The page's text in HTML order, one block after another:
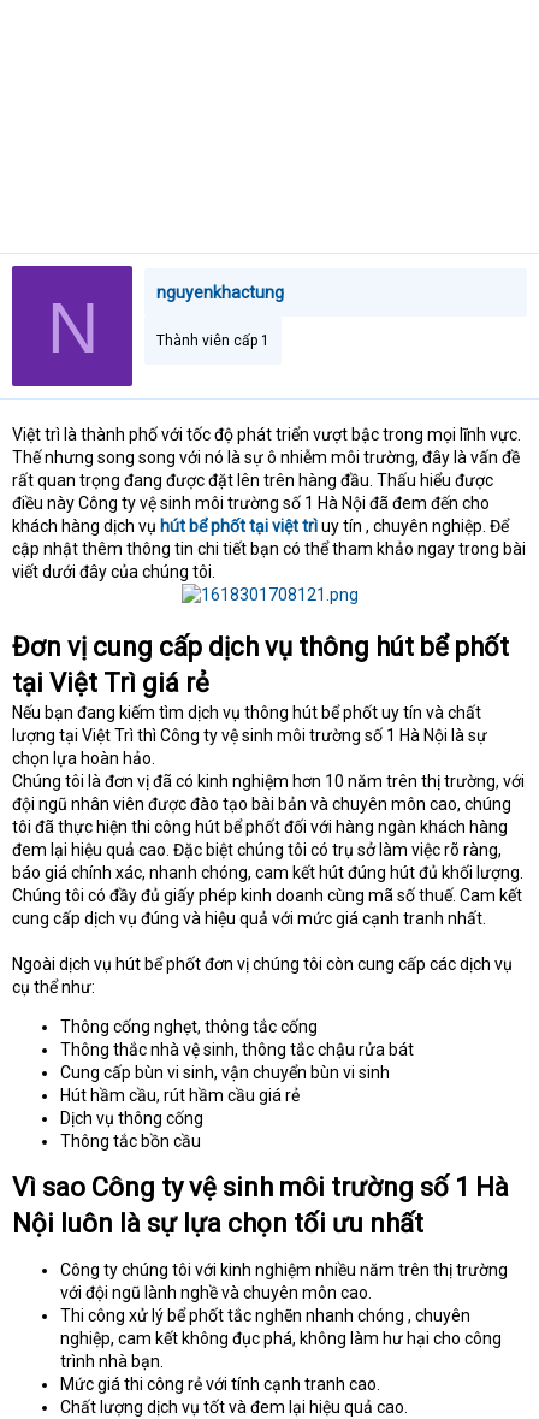
N nguyenkhactung
Thành viên cấp 1
Việt trì là thành phố với tốc độ phát triển vượt bậc trong mọi lĩnh vực.
Thế nhưng song song với nó là sự ô nhiễm môi trường, đây là vấn đề
rất quan trọng đang được đặt lên trên hàng đầu. Thấu hiểu được
điều này Công ty vệ sinh môi trường số 1 Hà Nội đã đem đến cho
khách hàng dịch vụ hút bể phốt tại việt trìuy tín , chuyên nghiệp. Để
cập nhật thêm thông tin chi tiết bạn có thể tham khảo ngay trong bài
viết dưới đây của chúng tôi.
Đơn vị cung cấp dịch vụ thông hút bể phốt
tại Việt Trì giá rẻ
Nếu bạn đang kiếm tìm dịch vụ thông hút bể phốt uy tín và chất
lượng tại Việt Trì thì Công ty vệ sinh môi trường số 1 Hà Nội là sự
chọn lựa hoàn hảo.
Chúng tôi là đơn vị đã có kinh nghiệm hơn 10 năm trên thị trường, với
đội ngũ nhân viên được đào tạo bài bản và chuyên môn cao, chúng
tôi đã thực hiện thi công hút bể phốt đối với hàng ngàn khách hàng
đem lại hiệu quả cao. Đặc biệt chúng tôi có trụ sở làm việc rõ ràng,
báo giá chính xác, nhanh chóng, cam kết hút đúng hút đủ khối lượng.
Chúng tôi có đầy đủ giấy phép kinh doanh cùng mã số thuế. Cam kết
cung cấp dịch vụ đúng và hiệu quả với mức giá cạnh tranh nhất.
Ngoài dịch vụ hút bể phốt đơn vị chúng tôi còn cung cấp các dịch vụ
cụ thể như:
Thông cống nghẹt, thông tắc cống
Thông thắc nhà vệ sinh, thông tắc chậu rửa bát
Cung cấp bùn vi sinh, vận chuyển bùn vi sinh
Hút hầm cầu, rút hầm cầu giá rẻ
Dịch vụ thông cống
Thông tắc bồn cầu
Vì sao Công ty vệ sinh môi trường số 1 Hà
Nội luôn là sự lựa chọn tối ưu nhất
Công ty chúng tôi với kinh nghiệm nhiều năm trên thị trường
với đội ngũ lành nghề và chuyên môn cao.
Thi công xử lý bể phốt tắc nghẽn nhanh chóng , chuyên
nghiệp, cam kết không đục phá, không làm hư hại cho công
trình nhà bạn.
Mức giá thi công rẻ với tính cạnh tranh cao.
Chất lượng dịch vụ tốt và đem lại hiệu quả cao.